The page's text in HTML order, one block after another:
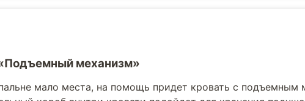
механизм»
мало места, на помощь придет кровать с подъемным